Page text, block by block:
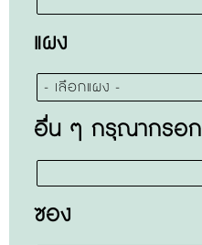
แผง
อื่น ๆ กรุณากรอก
ซอง